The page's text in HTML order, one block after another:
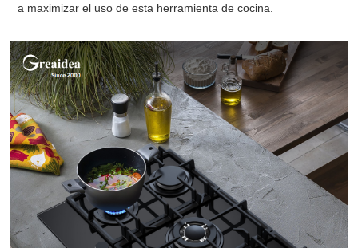
a maximizar el uso de esta herramienta de cocina.